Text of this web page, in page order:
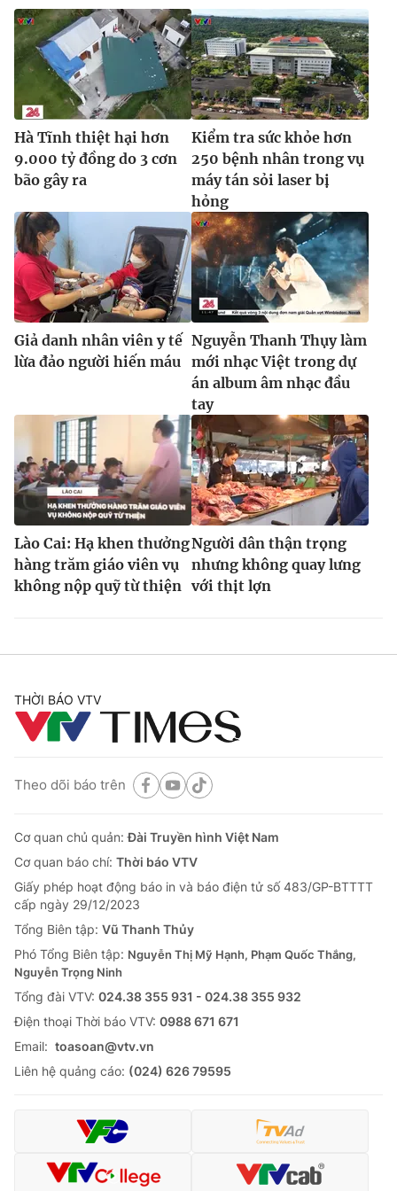
Ðiện thoại Thời báo VTV:024.66 897 897
Email:toasoan@vtv.vn
Liên hệ quảng cáo:
024-7300.7108
® Cấm sao chép dưới mọi hình thức nếu không có sự chấp
thuận bằng văn bản. Ghi rõ nguồn VTV.vn khi phát hành lại
thông tin từ website này.
Hà Tĩnh thiệt hại hơn
9.000 tỷ đồng do 3 cơn
bão gây ra
Kiểm tra sức khỏe hơn
250 bệnh nhân trong vụ
máy tán sỏi laser bị
hỏng
Giả danh nhân viên y tế
lừa đảo người hiến máu
Nguyễn Thanh Thụy làm
mới nhạc Việt trong dự
án album âm nhạc đầu
tay
Lào Cai: Hạ khen thưởng
hàng trăm giáo viên vụ
không nộp quỹ từ thiện
Người dân thận trọng
nhưng không quay lưng
với thịt lợn
THỜI BÁO VTV
Theo dõi báo trên
Cơ quan chủ quản:Đài Truyền hình Việt Nam
Cơ quan báo chí: Thời báo VTV
Giấy phép hoạt động báo in và báo điện tử số 483/GP-BTTTT
cấp ngày 29/12/2023
Tổng Biên tập: Vũ Thanh Thủy
Phó Tổng Biên tập: Nguyễn Thị Mỹ Hạnh, Phạm Quốc Thắng,
Nguyễn Trọng Ninh
Tổng đài VTV: 024.38 355 931 - 024.38 355 932
Ðiện thoại Thời báo VTV: 0988 671 671
Email: toasoan@vtv.vn
Liên hệ quảng cáo: (024) 626 79595